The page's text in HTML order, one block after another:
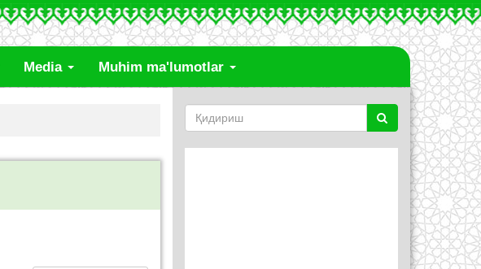
Media Muhim ma'lumotlar